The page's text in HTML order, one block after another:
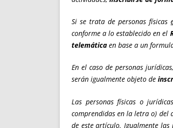
Si se trata de personas físicas
conforme a lo establecido en el
telemática en base a un
En el caso de personas
serán igualmente objeto de
Las personas físicas o
comprendidas en la letra o) del
de este artículo. Igualmente